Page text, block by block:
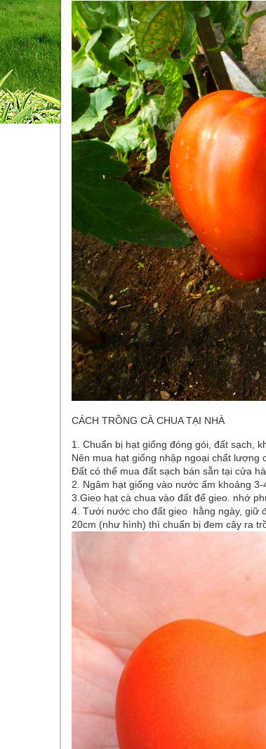
CÁCH TRỒNG CÀ CHUA TẠI NHÀ
1. Chuẩn bị hạt giống đóng gói, đất sạch,
Nên mua hạt giống nhập ngoại chất lượng
Đất có thể mua đất sạch bán sẵn tại cửa
2. Ngâm hạt giống vào nước ấm khoảng
3.Gieo hạt cà chua vào đất để gieo. nhớ
4. Tưới nước cho đất gieo hằng ngày, giữ
20cm (như hình) thì chuẩn bị đem cây ra